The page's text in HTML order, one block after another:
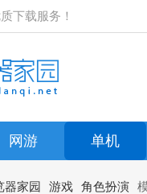
下载服务！
网游 单机
器家园 游戏 角色扮演